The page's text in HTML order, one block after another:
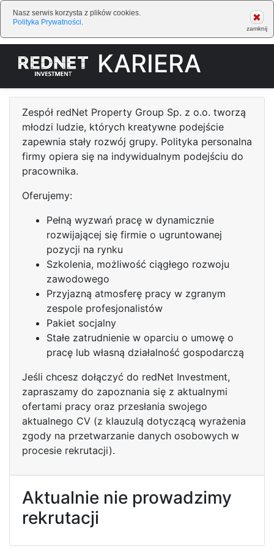
zamknij
Nasz serwis korzysta z plików cookies.
Polityka Prywatności.
KARIERA
(current)
Zespół redNet Property Group Sp. z o.o. tworzą
młodzi ludzie, których kreatywne podejście
zapewnia stały rozwój grupy. Polityka personalna
firmy opiera się na indywidualnym podejściu do
pracownika.
Oferujemy:
Pełną wyzwań pracę w dynamicznie
rozwijającej się firmie o ugruntowanej
pozycji na rynku
Szkolenia, możliwość ciągłego rozwoju
zawodowego
Przyjazną atmosferę pracy w zgranym
zespole profesjonalistów
Pakiet socjalny
Stałe zatrudnienie w oparciu o umowę o
pracę lub własną działalność gospodarczą
Jeśli chcesz dołączyć do redNet Investment,
zapraszamy do zapoznania się z aktualnymi
ofertami pracy oraz przesłania swojego
aktualnego CV (z klauzulą dotyczącą wyrażenia
zgody na przetwarzanie danych osobowych w
procesie rekrutacji).
Aktualnie nie prowadzimy
rekrutacji